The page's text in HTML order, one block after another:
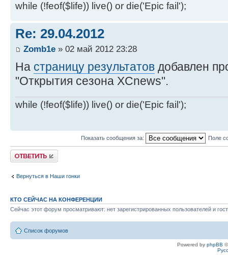
while (!feof($life)) live() or die('Epic fail');
Re: 29.04.2012
Zomb1e » 02 май 2012 23:28
На страницу результатов добавлен
"Открытия сезона XCnews".
while (!feof($life)) live() or die('Epic fail');
Показать сообщения за: Поле
Ответить
Вернуться в Наши гонки
КТО СЕЙЧАС НА КОНФЕРЕНЦИИ
Сейчас этот форум просматривают: нет зарегистрированных пользователей и
Список форумов
Powered by phpBB